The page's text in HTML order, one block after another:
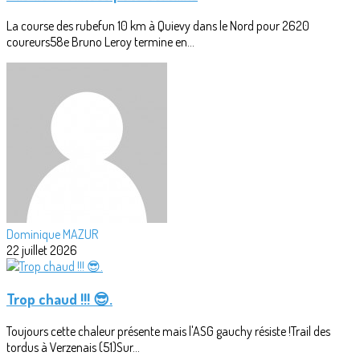
La course des rubefun 10 km à Quievy dans le Nord pour 2620
coureurs58e Bruno Leroy termine en...
Dominique MAZUR
22 juillet 2026
Trop chaud !!! 😎.
Toujours cette chaleur présente mais l'ASG gauchy résiste !Trail des
tordus à Verzenais (51)Sur...